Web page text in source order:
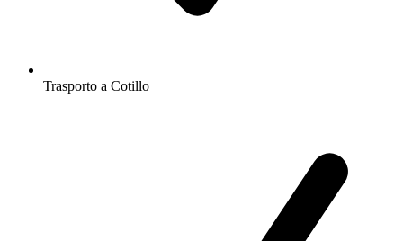
Trasporto a Cotillo